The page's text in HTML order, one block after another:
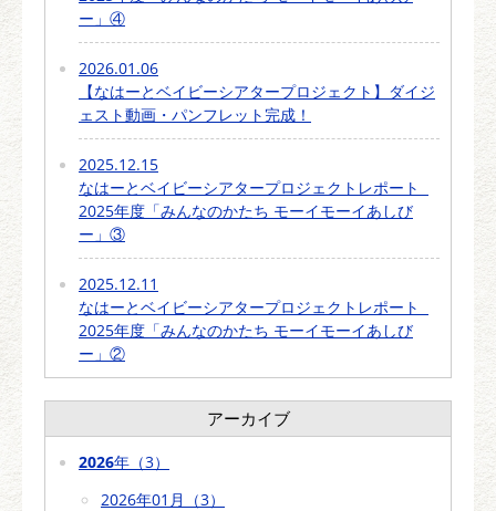
ー」④
2026.01.06
【なはーとベイビーシアタープロジェクト】ダイジ
ェスト動画・パンフレット完成！
2025.12.15
なはーとベイビーシアタープロジェクトレポート
2025年度「みんなのかたち モーイモーイあしび
ー」③
2025.12.11
なはーとベイビーシアタープロジェクトレポート
2025年度「みんなのかたち モーイモーイあしび
ー」②
アーカイブ
2026年（3）
2026年01月（3）